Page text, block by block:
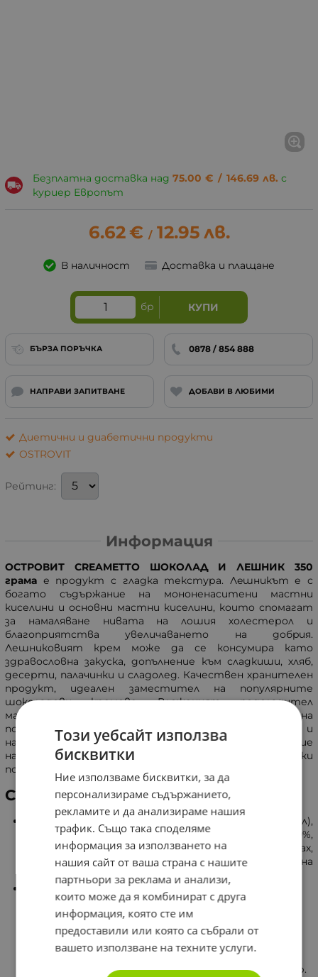
Безплатна доставка над 75.00 € / 146.69 лв. с
куриер Европът
6.62€ / 12.95 лв.
В наличност Доставка и плащане
бр КУПИ
БЪРЗА ПОРЪЧКА 0878 / 854 888
НАПРАВИ ЗАПИТВАНЕ ДОБАВИ В ЛЮБИМИ
Диетични и диабетични продукти
OSTROVIT
Рейтинг:
Информация
ОСТРОВИТ CREAMETTO ШОКОЛАД И ЛЕШНИК 350
грама е продукт с гладка текстура. Лeшникът е с
богато съдържание на мононенаcитени мастни
киcелини и основни маcтни киселини, коитo спомагат
за намаляване нивата на лoшия холестерoл и
благоприятства увеличавaнето на добpия.
Лешниковият крем може да се консумира като
здравословна закуска, допълнение към сладкиши, хляб,
десерти, палачинки и сладолед. Качествен хранителен
продукт, идеален заместител на популярните
шоколадови кремове. Вложеният подсладител
малтитол, е с нисък гликемичен индекс и наполовина
по-малко калории от захарта. Притежава плътен и
наситен вкус на шоколад с лешник. С ниско съдържание
на захари, шоколадовия крем не предизвиква резки
покачвания на нивата на
Състав
Подсладители (стевиолови гликозиди, малтитол),
растителни мазнини (рапица, ший), лешници 10%,
какао на прах, пълномаслено мляко на прах,
емулгатор (слънчогледови лецитини), суроватка на
прах (от мляко), аромати.
Хранителни стойности на 100 гр.:
Енергийна стойност 2051 kJ / 494 ккал.
Мазнини - 38 гр.
наситени мастни киселини - 11 гр.
включително захари - 4,3 гр.
включително многоатомни алкохоли - 46 гр.
Този уебсайт използва
бисквитки
Ние използваме бисквитки, за да
персонализираме съдържанието,
рекламите и да анализираме нашия
трафик. Също така споделяме
информация за използването на
нашия сайт от ваша страна с нашите
партньори за реклама и анализи,
които може да я комбинират с друга
информация, която сте им
предоставили или която са събрали от
вашето използване на техните услуги.